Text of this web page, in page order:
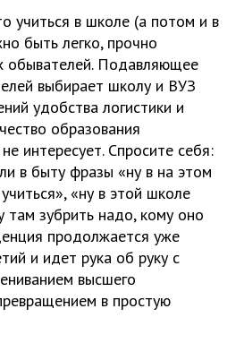
учиться в школе (а потом и в
быть легко, прочно
обывателей. Подавляющее
выбирает школу и ВУЗ
удобства логистики и
образования
интересует. Спросите себя:
в быту фразы «ну в на этом
«ну в этой школе
там зубрить надо, кому оно
продолжается уже
и идет рука об руку с
высшего
в простую